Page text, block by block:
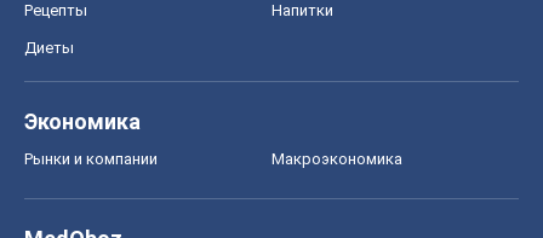
Рецепты Напитки
Диеты
Экономика
Рынки и компании Mакроэкономика